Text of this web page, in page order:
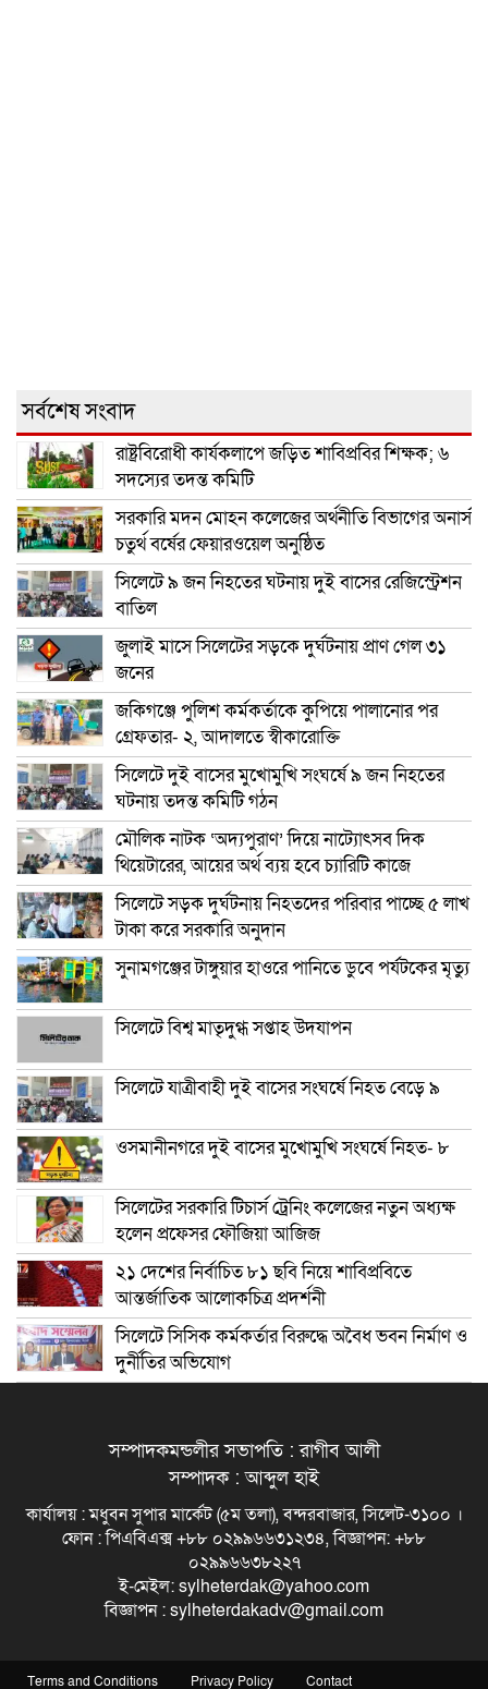
সর্বশেষ সংবাদ
রাষ্ট্রবিরোধী কার্যকলাপে জড়িত শাবিপ্রবির শিক্ষক; ৬
সদস্যের তদন্ত কমিটি
সরকারি মদন মোহন কলেজের অর্থনীতি বিভাগের অনার্স
চতুর্থ বর্ষের ফেয়ারওয়েল অনুষ্ঠিত
সিলেটে ৯ জন নিহতের ঘটনায় দুই বাসের রেজিস্ট্রেশন
বাতিল
জুলাই মাসে সিলেটের সড়কে দুর্ঘটনায় প্রাণ গেল ৩১
জনের
জকিগঞ্জে পুলিশ কর্মকর্তাকে কুপিয়ে পালানোর পর
গ্রেফতার- ২, আদালতে স্বীকারোক্তি
সিলেটে দুই বাসের মুখোমুখি সংঘর্ষে ৯ জন নিহতের
ঘটনায় তদন্ত কমিটি গঠন
মৌলিক নাটক ‘অদ্যপুরাণ’ দিয়ে নাট্যোৎসব দিক
থিয়েটারের, আয়ের অর্থ ব্যয় হবে চ্যারিটি কাজে
সিলেটে সড়ক দুর্ঘটনায় নিহতদের পরিবার পাচ্ছে ৫ লাখ
টাকা করে সরকারি অনুদান
সুনামগঞ্জের টাঙ্গুয়ার হাওরে পানিতে ডুবে পর্যটকের মৃত্যু
সিলেটে বিশ্ব মাতৃদুগ্ধ সপ্তাহ উদযাপন
সিলেটে যাত্রীবাহী দুই বাসের সংঘর্ষে নিহত বেড়ে ৯
ওসমানীনগরে দুই বাসের মুখোমুখি সংঘর্ষে নিহত- ৮
সিলেটের সরকারি টিচার্স ট্রেনিং কলেজের নতুন অধ্যক্ষ
হলেন প্রফেসর ফৌজিয়া আজিজ
২১ দেশের নির্বাচিত ৮১ ছবি নিয়ে শাবিপ্রবিতে
আন্তর্জাতিক আলোকচিত্র প্রদর্শনী
সিলেটে সিসিক কর্মকর্তার বিরুদ্ধে অবৈধ ভবন নির্মাণ ও
দুর্নীতির অভিযোগ
সম্পাদকমন্ডলীর সভাপতি : রাগীব আলী
সম্পাদক : আব্দুল হাই
কার্যালয় : মধুবন সুপার মার্কেট (৫ম তলা), বন্দরবাজার, সিলেট-৩১০০ ।
ফোন : পিএবিএক্স +৮৮ ০২৯৯৬৬৩১২৩৪, বিজ্ঞাপন: +৮৮
০২৯৯৬৬৩৮২২৭
ই-মেইল: sylheterdak@yahoo.com
বিজ্ঞাপন : sylheterdakadv@gmail.com
Terms and Conditions Privacy Policy Contact